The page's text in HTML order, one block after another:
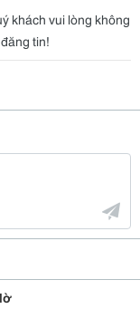
khách vui lòng không
tin!